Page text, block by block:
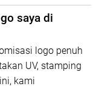
saya di
logo penuh
UV, stamping
kami